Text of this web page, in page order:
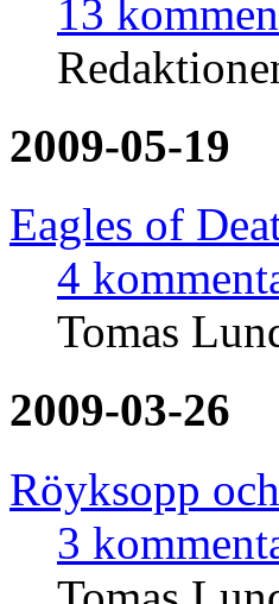
13
2009-05-19
Eagles of
4
Tomas
2009-03-26
Röyksopp
3